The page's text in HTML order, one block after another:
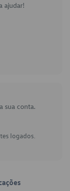
ajudar!
sua conta.
logados.